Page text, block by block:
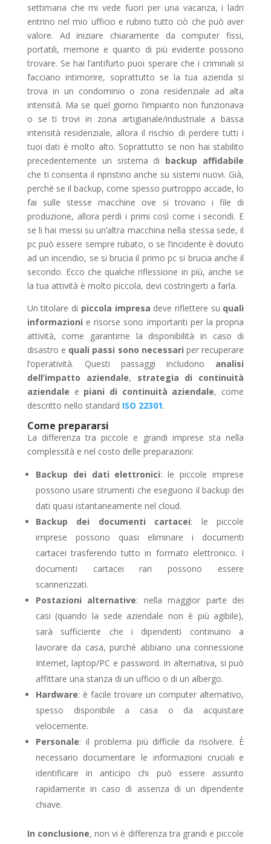
settimana che mi vede fuori per una vacanza, i ladri
entrino nel mio ufficio e rubino tutto ciò che può aver
valore. Ad iniziare chiaramente da computer fissi,
portatili, memorie e quanto di più evidente possono
trovare. Se hai l’antifurto puoi sperare che i criminali si
facciano intimorire, soprattutto se la tua azienda si
trova in un condominio o zona residenziale ad alta
intensità. Ma se quel giorno l’impianto non funzionava
o se ti trovi in zona artigianale/industriale a bassa
intensità residenziale, allora il rischio di perdere tutti i
tuoi dati è molto alto. Soprattutto se non hai stabilito
precedentemente un sistema di backup affidabile
che ti consenta il ripristino anche su sistemi nuovi. Già,
perchè se il backup, come spesso purtroppo accade, lo
fai sulle stesse macchine ove si trovano i file di
produzione, allora perdi i primi così come i secondi. E
se li hai messi su un’altra macchina nella stessa sede, il
pc può essere sempre rubato, o se l’incidente è dovuto
ad un incendio, se si brucia il primo pc si brucia anche il
secondo. Ecco che qualche riflessione in più, anche se
la tua attività è molto piccola, devi costringerti a farla.
Un titolare di piccola impresa deve riflettere su quali
informazioni e risorse sono importanti per la propria
attività, come garantirne la disponibilità in caso di
disastro e quali passi sono necessari per recuperare
l’operatività. Questi passaggi includono analisi
dell’impatto aziendale, strategia di continuità
aziendale e piani di continuità aziendale, come
descritto nello standard ISO 22301.
Come prepararsi
La differenza tra piccole e grandi imprese sta nella
complessità e nel costo delle preparazioni:
Backup dei dati elettronici: le piccole imprese
possono usare strumenti che eseguono il backup dei
dati quasi istantaneamente nel cloud.
Backup dei documenti cartacei: le piccole
imprese possono quasi eliminare i documenti
cartacei trasferendo tutto in formato elettronico. I
documenti cartacei rari possono essere
scannerizzati.
Postazioni alternative: nella maggior parte dei
casi (quando la sede aziendale non è più agibile),
sarà sufficiente che i dipendenti continuino a
lavorare da casa, purché abbiano una connessione
Internet, laptop/PC e password. In alternativa, si può
affittare una stanza di un ufficio o di un albergo.
Hardware: è facile trovare un computer alternativo,
spesso disponibile a casa o da acquistare
velocemente.
Personale: il problema più difficile da risolvere. È
necessario documentare le informazioni cruciali e
identificare in anticipo chi può essere assunto
rapidamente in caso di assenza di un dipendente
chiave.
In conclusione, non vi è differenza tra grandi e piccole